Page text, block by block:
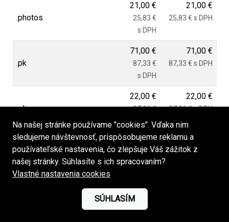
.photos
21,00 €
25,83 €
s DPH
21,00 €
25,83 € s DPH
.pk
71,00 €
87,33 €
s DPH
71,00 €
87,33 € s DPH
.pl
22,00 €
27,06 €
s DPH
22,00 €
27,06 € s DPH
.plumbing
42,00 €
51,66 €
s DPH
42,00 €
51,66 € s DPH
25,00 €
30,75 €
s DPH
Na našej stránke používame "cookies". Vďaka nim
sledujeme návštevnosť, prispôsobujeme reklamu a
používateľské nastavenia, čo zlepšuje Váš zážitok z
našej stránky. Súhlasíte s ich spracovaním?
Vlastné nastavenia cookies
SÚHLASÍM